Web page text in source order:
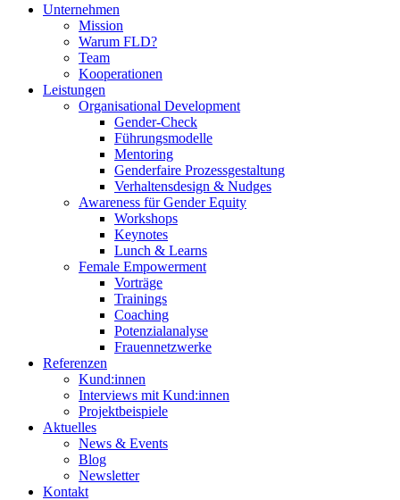
Unternehmen
Mission
Warum FLD?
Team
Kooperationen
Leistungen
Organisational Development
Gender-Check
Führungsmodelle
Mentoring
Genderfaire Prozessgestaltung
Verhaltensdesign & Nudges
Awareness für Gender Equity
Workshops
Keynotes
Lunch & Learns
Female Empowerment
Vorträge
Trainings
Coaching
Potenzialanalyse
Frauennetzwerke
Referenzen
Kund:innen
Interviews mit Kund:innen
Projektbeispiele
Aktuelles
News & Events
Blog
Newsletter
Kontakt